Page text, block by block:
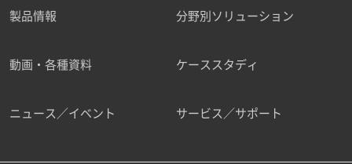
製品情報 分野別ソリューション
動画・各種資料 ケーススタディ
ニュース／イベント サービス／サポート